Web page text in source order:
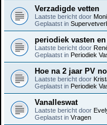
Verzadigde vetten
Laatste bericht door
Geplaatst in
periodiek vasten
Laatste bericht door
Geplaatst in Periodiek
Hoe na 2 jaar PV
Laatste bericht door
Geplaatst in Periodiek
Vanalleswat
Laatste bericht door
Geplaatst in Vragen